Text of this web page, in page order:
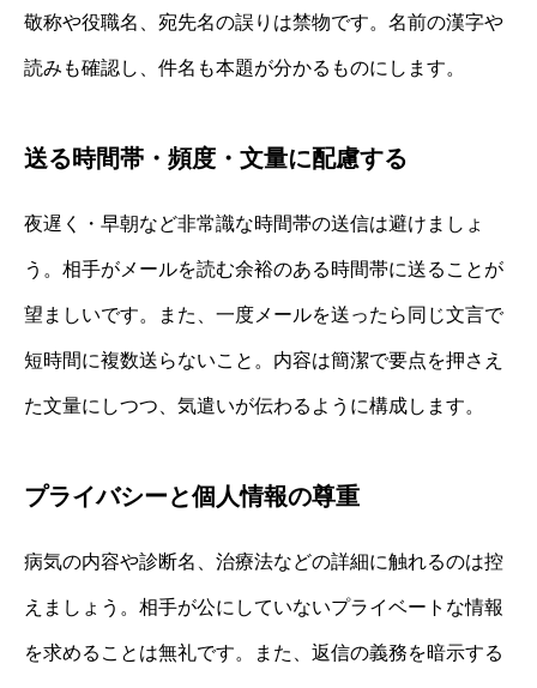
敬称や役職名、宛先名の誤りは禁物です。名前の漢字や
読みも確認し、件名も本題が分かるものにします。
送る時間帯・頻度・文量に配慮する
夜遅く・早朝など非常識な時間帯の送信は避けましょ
う。相手がメールを読む余裕のある時間帯に送ることが
望ましいです。また、一度メールを送ったら同じ文言で
短時間に複数送らないこと。内容は簡潔で要点を押さえ
た文量にしつつ、気遣いが伝わるように構成します。
プライバシーと個人情報の尊重
病気の内容や診断名、治療法などの詳細に触れるのは控
えましょう。相手が公にしていないプライベートな情報
を求めることは無礼です。また、返信の義務を暗示する